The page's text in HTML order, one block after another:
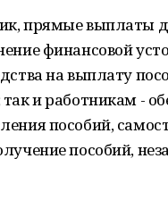
прямые выплаты
финансовой
на выплату
и работникам -
пособий,
пособий,